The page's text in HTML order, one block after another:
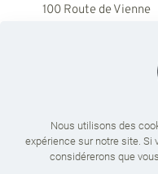
100 Route de Vienne
Du lundi au vendredi
09:00 - 18:00
Nous utilisons des
expérience sur notre site. Si
considérerons que